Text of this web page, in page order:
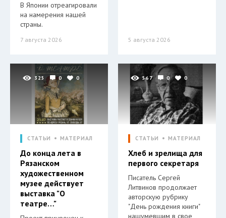
В Японии отреагировали
на намерения нашей
страны.
7 августа 2026 5 августа 2026
325 0 0
СТАТЬИ МАТЕРИАЛ
До конца лета в
Рязанском
художественном
музее действует
выставка "О
театре…"
567 0 0
СТАТЬИ МАТЕРИАЛ
Хлеб и зрелища для
первого секретаря
Писатель Сергей
Литвинов продолжает
авторскую рубрику
"День рождения книги"
нашумевшим в свое